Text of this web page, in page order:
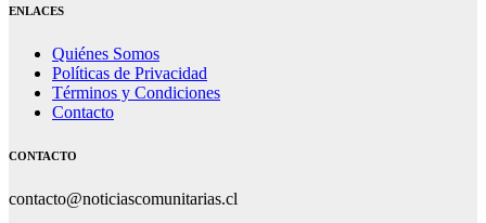
ENLACES
Quiénes Somos
Políticas de Privacidad
Términos y Condiciones
Contacto
CONTACTO
contacto@noticiascomunitarias.cl